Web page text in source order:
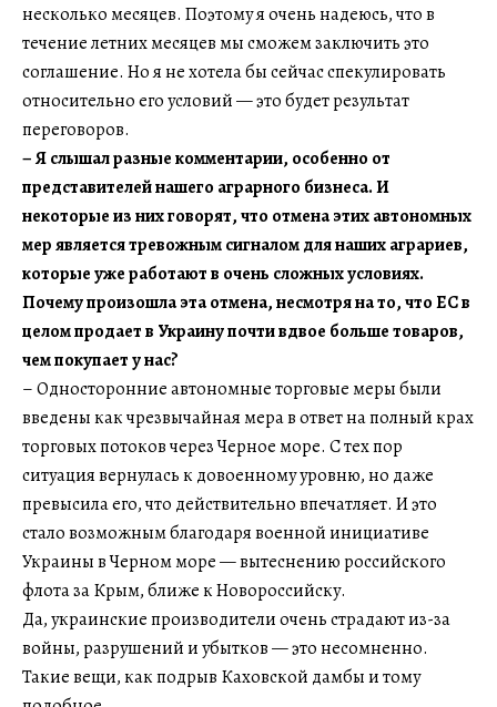
несколько месяцев. Поэтому я очень надеюсь, что в
течение летних месяцев мы сможем заключить это
соглашение. Но я не хотела бы сейчас спекулировать
относительно его условий — это будет результат
переговоров.
– Я слышал разные комментарии, особенно от
представителей нашего аграрного бизнеса. И
некоторые из них говорят, что отмена этих автономных
мер является тревожным сигналом для наших аграриев,
которые уже работают в очень сложных условиях.
Почему произошла эта отмена, несмотря на то, что ЕС в
целом продает в Украину почти вдвое больше товаров,
чем покупает у нас?
– Односторонние автономные торговые меры были
введены как чрезвычайная мера в ответ на полный крах
торговых потоков через Черное море. С тех пор
ситуация вернулась к довоенному уровню, но даже
превысила его, что действительно впечатляет. И это
стало возможным благодаря военной инициативе
Украины в Черном море — вытеснению российского
флота за Крым, ближе к Новороссийску.
Да, украинские производители очень страдают из-за
войны, разрушений и убытков — это несомненно.
Такие вещи, как подрыв Каховской дамбы и тому